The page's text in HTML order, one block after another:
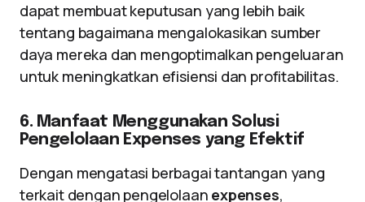
dapat membuat keputusan yang lebih baik
tentang bagaimana mengalokasikan sumber
daya mereka dan mengoptimalkan pengeluaran
untuk meningkatkan efisiensi dan profitabilitas.
6. Manfaat Menggunakan Solusi
Pengelolaan Expenses yang Efektif
Dengan mengatasi berbagai tantangan yang
terkait dengan pengelolaan expenses,